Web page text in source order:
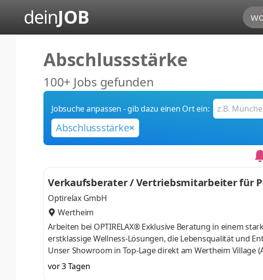
deinJOB
Abschlussstärke
100+ Jobs gefunden
Jobsuche anpassen - gib dazu einen Ort ein:
Abschlussstärke
Verkaufsberater / Vertriebsmitarbeiter für
Optirelax GmbH
Wertheim
Arbeiten bei OPTIRELAX® Exklusive Beratung in einem
erstklassige Wellness-Lösungen, die Lebensqualität und
Unser Showroom in Top-Lage direkt am Wertheim Village
unser gezieltes Marketing beraten Sie ausschließlich
Beratung: Sie betreuen unsere Kunden in unserer
vor 3 Tagen